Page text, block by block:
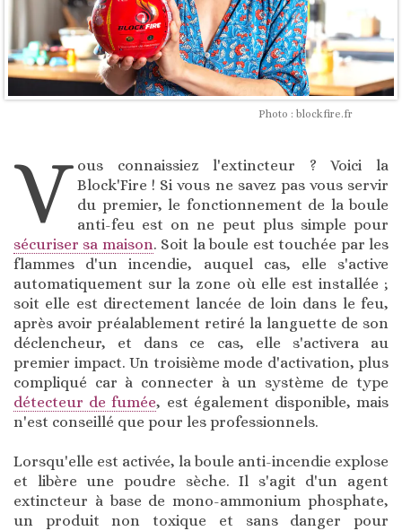
Photo : blockfire.fr
V ous connaissiez l'extincteur ? Voici la
Block'Fire ! Si vous ne savez pas vous servir
du premier, le fonctionnement de la boule
anti-feu est on ne peut plus simple pour
sécuriser sa maison. Soit la boule est touchée par les
flammes d'un incendie, auquel cas, elle s'active
automatiquement sur la zone où elle est installée ;
soit elle est directement lancée de loin dans le feu,
après avoir préalablement retiré la languette de son
déclencheur, et dans ce cas, elle s'activera au
premier impact. Un troisième mode d'activation, plus
compliqué car à connecter à un système de type
détecteur de fumée, est également disponible, mais
n'est conseillé que pour les professionnels.
Lorsqu'elle est activée, la boule anti-incendie explose
et libère une poudre sèche. Il s'agit d'un agent
extincteur à base de mono-ammonium phosphate,
un produit non toxique et sans danger pour